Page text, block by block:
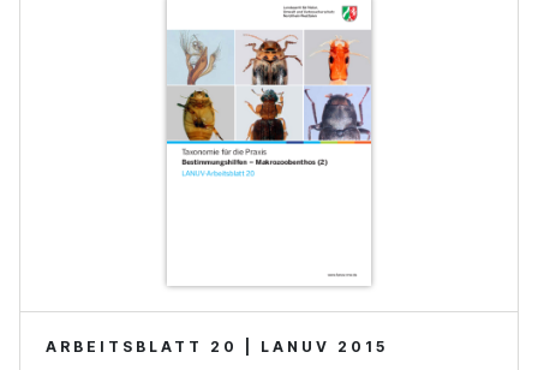
ARBEITSBLATT 20 | LANUV 2015